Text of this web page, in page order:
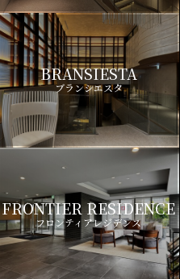
BRANSIESTA
ブランシエスタ
FRONTIER RESIDENCE
フロンティアレジデンス